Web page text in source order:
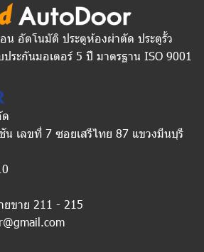
น อัตโนมัติ ประตูห้องผ่าตัด ประตูรั้ว
ระกันมอเตอร์ 5 ปี มาตรฐาน ISO 9001
เลขที่ 7 ซอยเสรีไทย 87 แขวงมีนบุรี
ขาย 211 - 215